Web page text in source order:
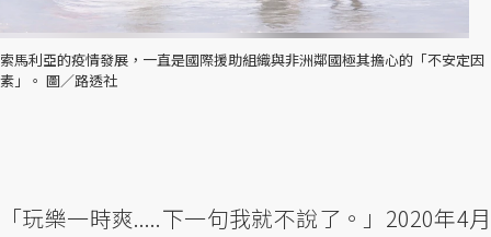
索馬利亞的疫情發展，一直是國際援助組織與非洲鄰國極其擔心的「不安定因
素」。 圖／路透社
「玩樂一時爽.....下一句我就不說了。」2020年4月